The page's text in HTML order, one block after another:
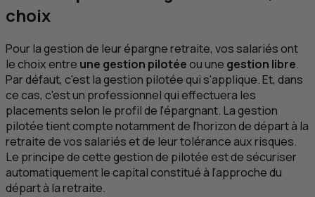
choix
Pour la gestion de leur épargne retraite, vos salariés ont
le choix entre une gestion pilotéeou une gestion libre.
Par défaut, c'est la gestion pilotée qui s'applique. Et, dans
ce cas, c'est un professionnel qui effectuera les
placements selon le profil de l'épargnant. La gestion
pilotée tient compte notamment de l’horizon de départ à la
retraite de vos salariés et de leur tolérance aux risques.
Le principe de cette gestion de pilotée est de sécuriser
automatiquement le capital constitué à l’approche du
départ à la retraite.